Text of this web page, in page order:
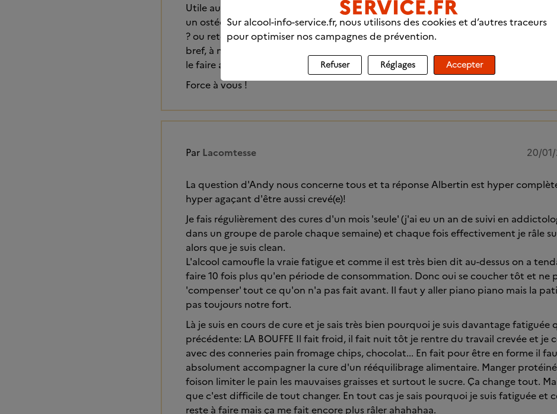
Utile aussi de reprendre son corps en main sur d’autres aspects : pourquoi ne
un ostéopathe qui aura un regard sur la posture (ça a été utile pour moi) donc
? ou retourner plus régulièrement chez le dentiste si on avait négligé la régularité
bref, à mon humble avis on est en train de se reconstruire, c’est une démarche
le faire avec patience et bienveillance, chaque jour un peu.
Force à vous !
Par Lacomtesse 20/
La question d'Andy nous concerne tous et ta réponse Albertin est hyper
hyper agaçant d'être aussi crevé(e)!
Je fais régulièrement des cures d'un mois 'seule' (j'ai eu un an de suivi en
dans un groupe de parole chaque semaine) et chaque fois effectivement je râle
alors que je suis clean.
L'alcool camoufle la vraie fatigue et comme il est très bien dit au-dessus on a
faire 10 fois plus qu'en période de consommation. Donc oui se coucher tôt et ne
'compenser' tout ce qu'on n'a pas fait avant. Il faut y aller piano piano mais la
pas toujours notre fort.
Là je suis en cours de cure et je sais très bien pourquoi je suis davantage fatiguée
précédente: LA BOUFFE Il fait froid, il fait nuit tôt je rentre du travail crevée et je
avec des conneries pain fromage chips, chocolat... En fait pour être en forme il
absolument accompagner la cure d'un rééquilibrage alimentaire. Manger
foison limiter le pain les mauvaises graisses et surtout le sucre. Ça change tout.
que c'est difficile de tout changer. En tout cas je sais pourquoi je suis fatiguée et
reste à faire mais ça me fait encore plus râler ahahahaa.
Sur alcool-info-service.fr, nous utilisons des cookies et d’autres traceurs
pour optimiser nos campagnes de prévention.
Refuser Réglages Accepter